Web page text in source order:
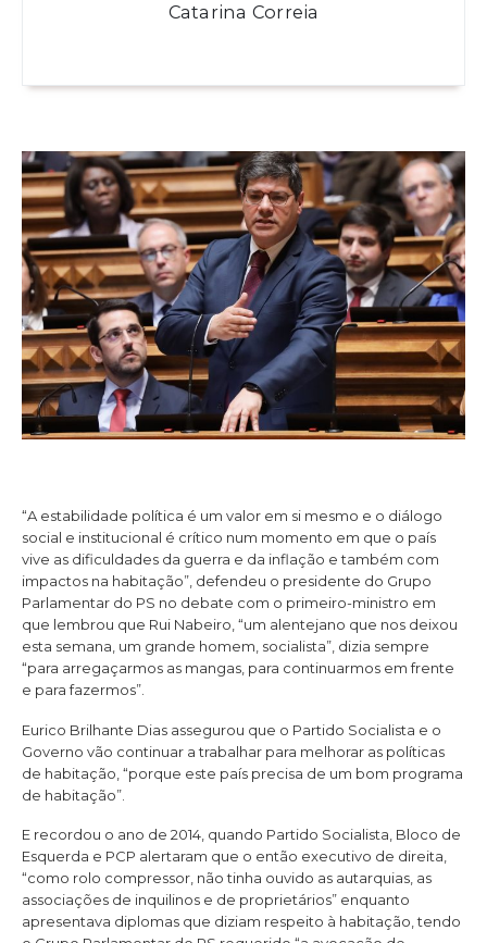
Catarina Correia
“A estabilidade política é um valor em si mesmo e o diálogo
social e institucional é crítico num momento em que o país
vive as dificuldades da guerra e da inflação e também com
impactos na habitação”, defendeu o presidente do Grupo
Parlamentar do PS no debate com o primeiro-ministro em
que lembrou que Rui Nabeiro, “um alentejano que nos deixou
esta semana, um grande homem, socialista”, dizia sempre
“para arregaçarmos as mangas, para continuarmos em frente
e para fazermos”.
Eurico Brilhante Dias assegurou que o Partido Socialista e o
Governo vão continuar a trabalhar para melhorar as políticas
de habitação, “porque este país precisa de um bom programa
de habitação”.
E recordou o ano de 2014, quando Partido Socialista, Bloco de
Esquerda e PCP alertaram que o então executivo de direita,
“como rolo compressor, não tinha ouvido as autarquias, as
associações de inquilinos e de proprietários” enquanto
apresentava diplomas que diziam respeito à habitação, tendo